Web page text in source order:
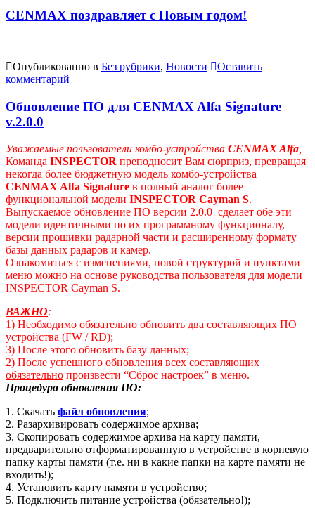
CENMAX поздравляет с Новым годом!
Опубликованно в Без рубрики, Новости
Оставить
комментарий
Обновление ПО для CENMAX Alfa Signature
v.2.0.0
Уважаемые пользователи комбо-устройства CENMAX Alfa,
Команда INSPECTOR преподносит Вам сюрприз, превращая
некогда более бюджетную модель комбо-устройства
CENMAX Alfa Signature в полный аналог более
функциональной модели INSPECTOR Cayman S.
Выпускаемое обновление ПО версии 2.0.0 сделает обе эти
модели идентичными по их программному функционалу,
версии прошивки радарной части и расширенному формату
базы данных радаров и камер.
Ознакомиться с изменениями, новой структурой и пунктами
меню можно на основе руководства пользователя для модели
INSPECTOR Cayman S.
ВАЖНО:
1) Необходимо обязательно обновить два составляющих ПО
устройства (FW / RD);
3) После этого обновить базу данных;
2) После успешного обновления всех составляющих
обязательно произвести “Сброс настроек” в меню.
Процедура обновления ПО:
1. Скачать файл обновления;
2. Разархивировать содержимое архива;
3. Скопировать содержимое архива на карту памяти,
предварительно отформатированную в устройстве в корневую
папку карты памяти (т.е. ни в какие папки на карте памяти не
входить!);
4. Установить карту памяти в устройство;
5. Подключить питание устройства (обязательно!);